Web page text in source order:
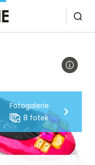
Fotogalerie
8 fotek